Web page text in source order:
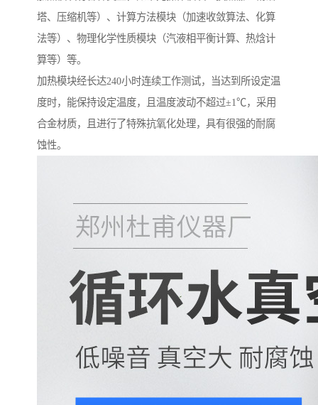
塔、压缩机等）、计算方法模块（加速收敛算法、化算
法等）、物理化学性质模块（汽液相平衡计算、热焓计
算等）等。
加热模块经长达240小时连续工作测试，当达到所设定温
度时，能保持设定温度，且温度波动不超过±1℃，采用
合金材质，且进行了特殊抗氧化处理，具有很强的耐腐
蚀性。